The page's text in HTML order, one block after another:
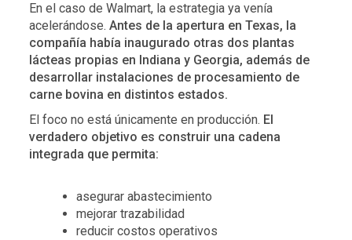
En el caso de Walmart, la estrategia ya venía
acelerándose.Antes de la apertura en Texas, la
compañía había inaugurado otras dos plantas
lácteas propias en Indiana y Georgia, además de
desarrollar instalaciones de procesamiento de
carne bovina en distintos estados.
El foco no está únicamente en producción. El
verdadero objetivo es construir una cadena
integrada que permita:
asegurar abastecimiento
mejorar trazabilidad
reducir costos operativos